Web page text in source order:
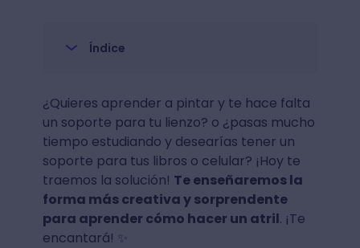
Índice
¿Quieres aprender a pintar y te hace falta
un soporte para tu lienzo? o ¿pasas mucho
tiempo estudiando y desearías tener un
soporte para tus libros o celular? ¡Hoy te
traemos la solución! Te enseñaremos la
forma más creativa y sorprendente
para aprender cómo hacer un atril. ¡Te
encantará! ✨